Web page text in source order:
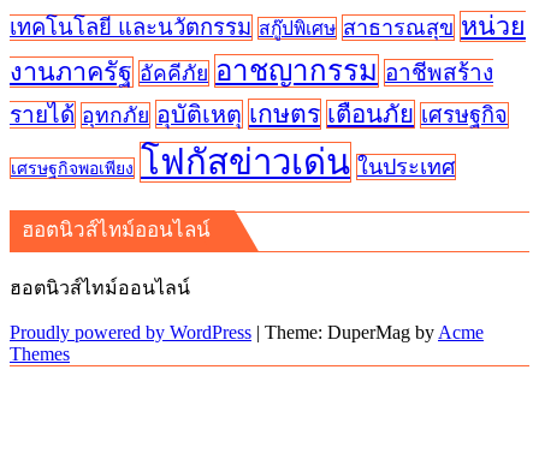
เทคโนโลยี และนวัตกรรม สกู๊ปพิเศษ สาธารณสุข หน่วย
งานภาครัฐ อัคคีภัย อาชญากรรม อาชีพสร้าง
รายได้ อุทกภัย อุบัติเหตุ เกษตร เตือนภัย เศรษฐกิจ
เศรษฐกิจพอเพียง โฟกัสข่าวเด่น ในประเทศ
ฮอตนิวส์ไทม์ออนไลน์
ฮอตนิวส์ไทม์ออนไลน์
Proudly powered by WordPress | Theme: DuperMag by Acme
Themes